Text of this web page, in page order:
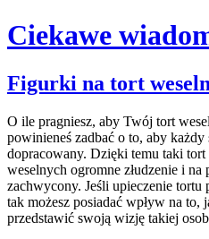
Ciekawe
Skip
to
Figurki na tort
O ile pragniesz, aby Twój tort
powinieneś zadbać o to, aby każdy
dopracowany. Dzięki temu taki
weselnych ogromne złudzenie i na
zachwycony. Jeśli upieczenie
tak możesz posiadać wpływ na to,
przedstawić swoją wizję takiej